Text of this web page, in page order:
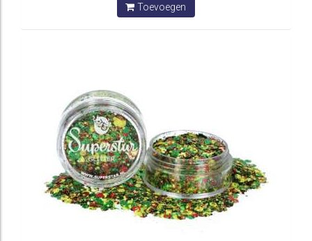
Toevoegen